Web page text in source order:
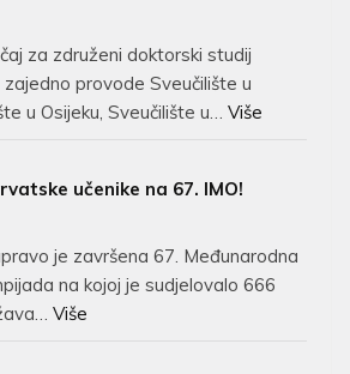
za združeni doktorski studij
provode Sveučilište u
u Osijeku, Sveučilište u… Više
učenike na 67. IMO!
je završena 67. Međunarodna
na kojoj je sudjelovalo 666
Više